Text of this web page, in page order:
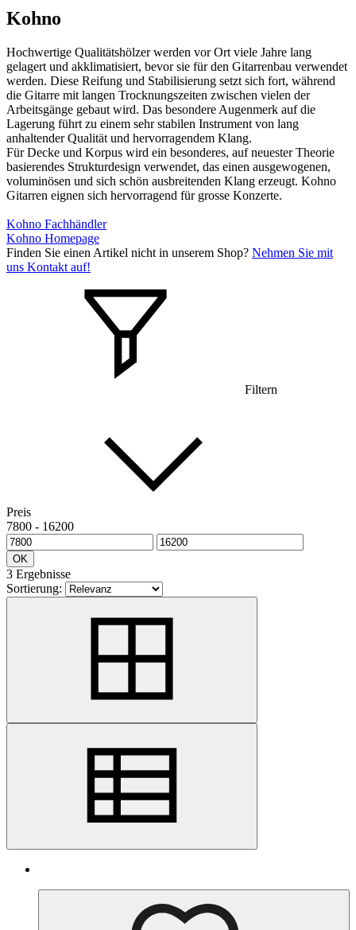
Kohno
Hochwertige Qualitätshölzer werden vor Ort viele Jahre lang
gelagert und akklimatisiert, bevor sie für den Gitarrenbau verwendet
werden. Diese Reifung und Stabilisierung setzt sich fort, während
die Gitarre mit langen Trocknungszeiten zwischen vielen der
Arbeitsgänge gebaut wird. Das besondere Augenmerk auf die
Lagerung führt zu einem sehr stabilen Instrument von lang
anhaltender Qualität und hervorragendem Klang.
Für Decke und Korpus wird ein besonderes, auf neuester Theorie
basierendes Strukturdesign verwendet, das einen ausgewogenen,
voluminösen und sich schön ausbreitenden Klang erzeugt. Kohno
Gitarren eignen sich hervorragend für grosse Konzerte.
Kohno Fachhändler
Kohno Homepage
Finden Sie einen Artikel nicht in unserem Shop? Nehmen Sie mit
uns Kontakt auf!
Filtern
Preis
7800 - 16200
OK
3 Ergebnisse
Sortierung: